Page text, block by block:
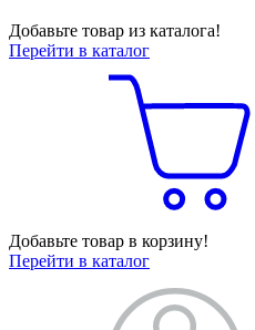
Добавьте товар из каталога!
Перейти в каталог
Добавьте товар в корзину!
Перейти в каталог